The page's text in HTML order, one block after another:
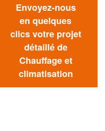
Envoyez-nous
en quelques
clics votre projet
détaillé de
Chauffage et
climatisation